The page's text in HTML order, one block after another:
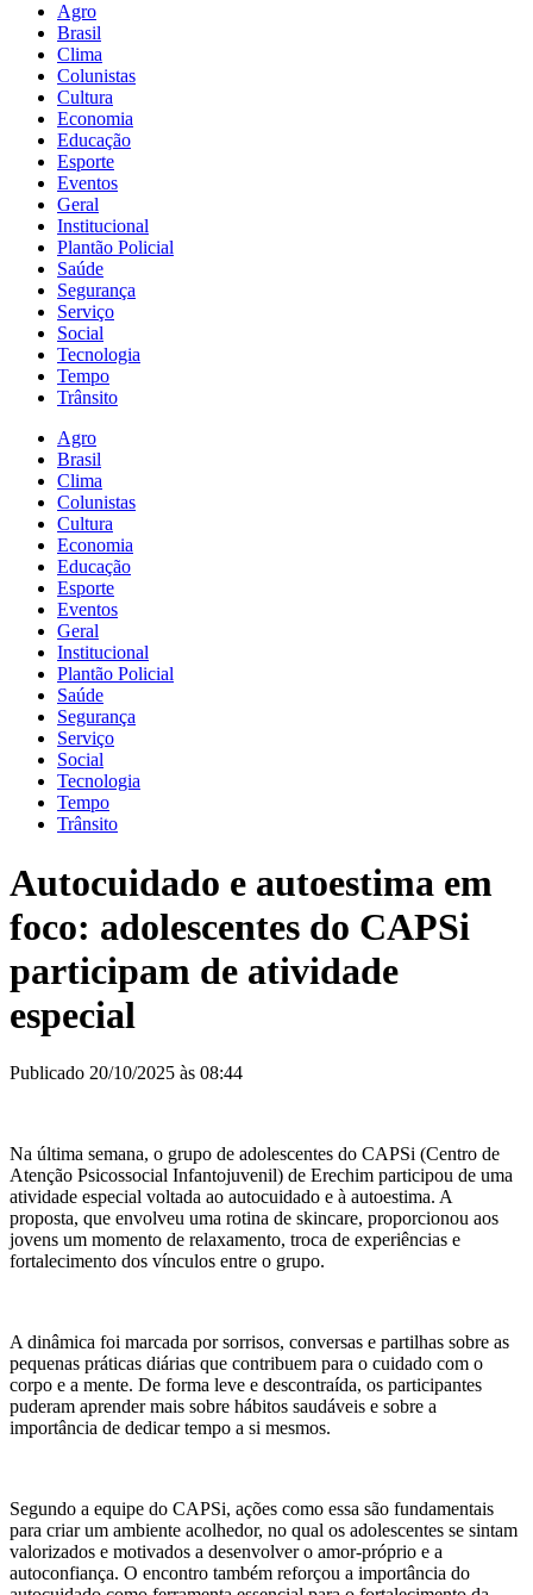
Agro
Brasil
Clima
Colunistas
Cultura
Economia
Educação
Esporte
Eventos
Geral
Institucional
Plantão Policial
Saúde
Segurança
Serviço
Social
Tecnologia
Tempo
Trânsito
Agro
Brasil
Clima
Colunistas
Cultura
Economia
Educação
Esporte
Eventos
Geral
Institucional
Plantão Policial
Saúde
Segurança
Serviço
Social
Tecnologia
Tempo
Trânsito
Autocuidado e autoestima em
foco: adolescentes do CAPSi
participam de atividade
especial
Publicado 20/10/2025 às 08:44
Na última semana, o grupo de adolescentes do CAPSi (Centro de
Atenção Psicossocial Infantojuvenil) de Erechim participou de uma
atividade especial voltada ao autocuidado e à autoestima. A
proposta, que envolveu uma rotina de skincare, proporcionou aos
jovens um momento de relaxamento, troca de experiências e
fortalecimento dos vínculos entre o grupo.
A dinâmica foi marcada por sorrisos, conversas e partilhas sobre as
pequenas práticas diárias que contribuem para o cuidado com o
corpo e a mente. De forma leve e descontraída, os participantes
puderam aprender mais sobre hábitos saudáveis e sobre a
importância de dedicar tempo a si mesmos.
Segundo a equipe do CAPSi, ações como essa são fundamentais
para criar um ambiente acolhedor, no qual os adolescentes se sintam
valorizados e motivados a desenvolver o amor-próprio e a
autoconfiança. O encontro também reforçou a importância do